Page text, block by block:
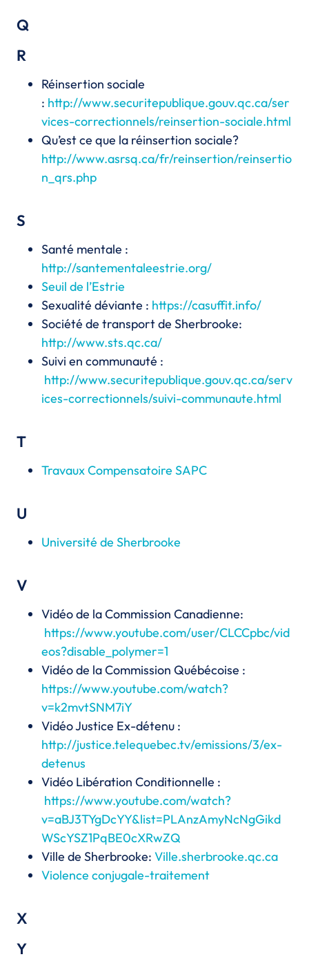
Q
R
Réinsertion sociale
: http://www.securitepublique.gouv.qc.ca/ser
vices-correctionnels/reinsertion-sociale.html
Qu’est ce que la réinsertion sociale?
http://www.asrsq.ca/fr/reinsertion/reinsertio
n_qrs.php
S
Santé mentale :
http://santementaleestrie.org/
Seuil de l’Estrie
Sexualité déviante : https://casuffit.info/
Société de transport de Sherbrooke:
http://www.sts.qc.ca/
Suivi en communauté :
http://www.securitepublique.gouv.qc.ca/serv
ices-correctionnels/suivi-communaute.html
T
Travaux Compensatoire SAPC
U
Université de Sherbrooke
V
Vidéo de la Commission Canadienne:
https://www.youtube.com/user/CLCCpbc/vid
eos?disable_polymer=1
Vidéo de la Commission Québécoise :
https://www.youtube.com/watch?
v=k2mvtSNM7iY
Vidéo Justice Ex-détenu :
http://justice.telequebec.tv/emissions/3/ex-
detenus
Vidéo Libération Conditionnelle :
https://www.youtube.com/watch?
v=aBJ3TYgDcYY&list=PLAnzAmyNcNgGikd
WScYSZ1PqBE0cXRwZQ
Ville de Sherbrooke: Ville.sherbrooke.qc.ca
Violence conjugale-traitement
X
Y